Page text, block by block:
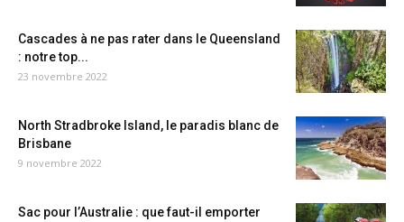
Cascades à ne pas rater dans le Queensland
: notre top...
23 novembre 2022
North Stradbroke Island, le paradis blanc de
Brisbane
9 novembre 2022
Sac pour l’Australie : que faut-il emporter